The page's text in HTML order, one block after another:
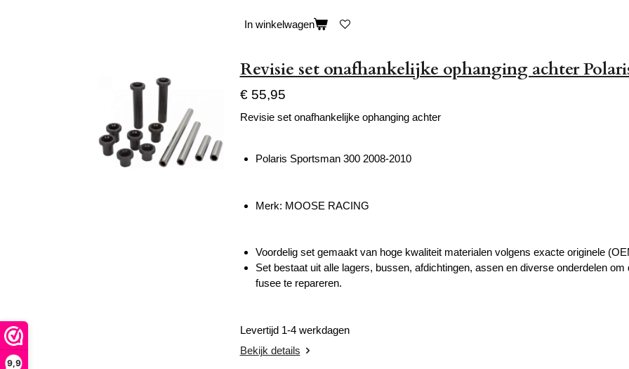
9,9
In winkelwagen
Revisie set onafhankelijke ophanging achter
€ 55,95
Revisie set onafhankelijke ophanging achter
Polaris Sportsman 300 2008-2010
Merk: MOOSE RACING
Voordelig set gemaakt van hoge kwaliteit materialen volgens exacte originele
Set bestaat uit alle lagers, bussen, afdichtingen, assen en diverse onderdelen
fusee te repareren.
Levertijd 1-4 werkdagen
Bekijk details